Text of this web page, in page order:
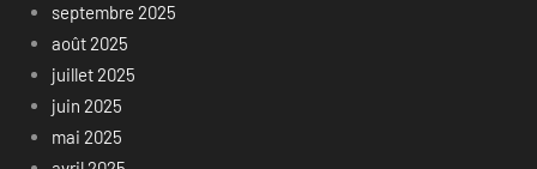
septembre 2025
août 2025
juillet 2025
juin 2025
mai 2025